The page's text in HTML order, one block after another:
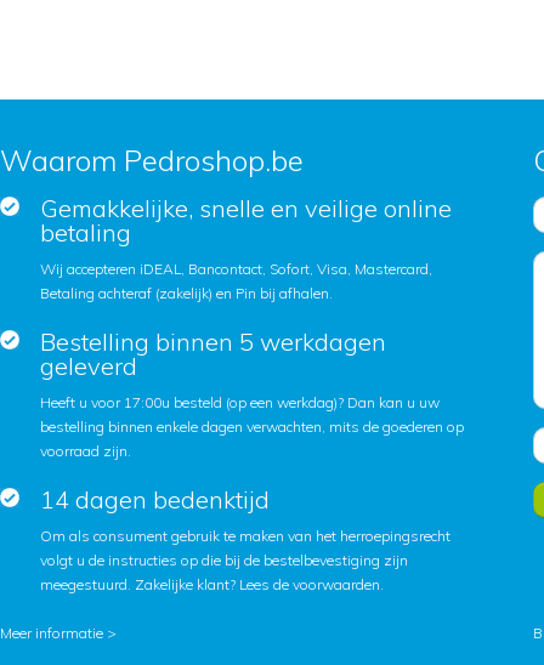
Waarom Pedroshop.be
Gemakkelijke, snelle en veilige online
betaling
Wij accepteren iDEAL, Bancontact, Sofort, Visa, Mastercard,
Betaling achteraf (zakelijk) en Pin bij afhalen.
Bestelling binnen 5 werkdagen
geleverd
Heeft u voor 17:00u besteld (op een werkdag)? Dan kan u uw
bestelling binnen enkele dagen verwachten, mits de goederen op
voorraad zijn.
14 dagen bedenktijd
Om als consument gebruik te maken van het herroepingsrecht
volgt u de instructies op die bij de bestelbevestiging zijn
meegestuurd. Zakelijke klant? Lees de voorwaarden.
Meer informatie >